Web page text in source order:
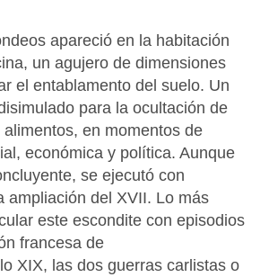
apareció en la habitación
un agujero de dimensiones
el entablamento del suelo. Un
para la ocultación de
en momentos de
económica y política. Aunque
se ejecutó con
ampliación del XVII. Lo más
este escondite con episodios
francesa de
XIX, las dos guerras carlistas o